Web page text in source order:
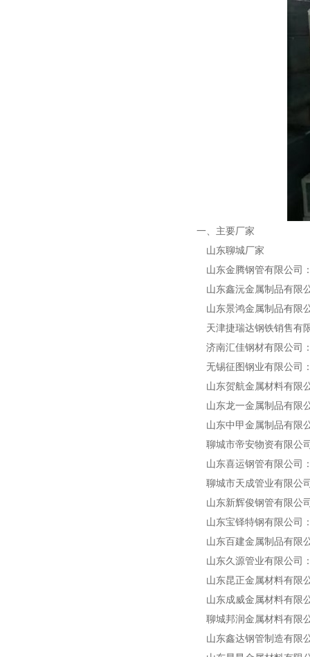
一、主要厂家
山东聊城厂家
山东金腾钢管有限公司：
山东鑫沅金属制品有限公
山东景鸿金属制品有限公
天津捷瑞达钢铁销售有限
济南汇佳钢材有限公司：
无锡征图钢业有限公司：
山东贺航金属材料有限公
山东龙一金属制品有限公
山东中甲金属制品有限公
聊城市帝安物资有限公司
山东喜运钢管有限公司：
聊城市天成管业有限公司
山东新辉俊钢管有限公司
山东宝铎特钢有限公司：
山东百建金属制品有限公
山东久源管业有限公司：
山东昆正金属材料有限公
山东成威金属材料有限公
聊城邦润金属材料有限公
山东鑫达钢管制造有限公